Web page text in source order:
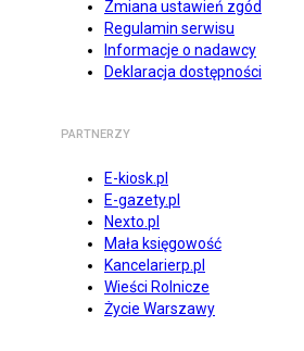
Zmiana ustawień zgód
Regulamin serwisu
Informacje o nadawcy
Deklaracja dostępności
PARTNERZY
E-kiosk.pl
E-gazety.pl
Nexto.pl
Mała księgowość
Kancelarierp.pl
Wieści Rolnicze
Życie Warszawy